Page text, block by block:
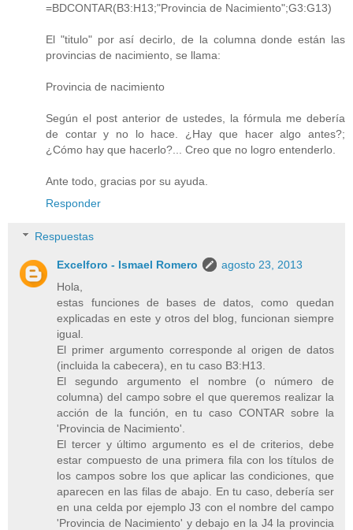
=BDCONTAR(B3:H13;"Provincia de Nacimiento";G3:G13)
El "titulo" por así decirlo, de la columna donde están las
provincias de nacimiento, se llama:
Provincia de nacimiento
Según el post anterior de ustedes, la fórmula me debería
de contar y no lo hace. ¿Hay que hacer algo antes?;
¿Cómo hay que hacerlo?... Creo que no logro entenderlo.
Ante todo, gracias por su ayuda.
Responder
Respuestas
Excelforo - Ismael Romero
agosto 23, 2013
Hola,
estas funciones de bases de datos, como quedan
explicadas en este y otros del blog, funcionan siempre
igual.
El primer argumento corresponde al origen de datos
(incluida la cabecera), en tu caso B3:H13.
El segundo argumento el nombre (o número de
columna) del campo sobre el que queremos realizar la
acción de la función, en tu caso CONTAR sobre la
'Provincia de Nacimiento'.
El tercer y último argumento es el de criterios, debe
estar compuesto de una primera fila con los títulos de
los campos sobre los que aplicar las condiciones, que
aparecen en las filas de abajo. En tu caso, debería ser
en una celda por ejemplo J3 con el nombre del campo
'Provincia de Nacimiento' y debajo en la J4 la provincia